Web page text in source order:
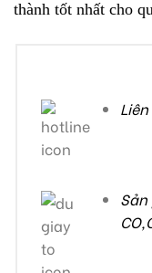
thành tốt nhất cho